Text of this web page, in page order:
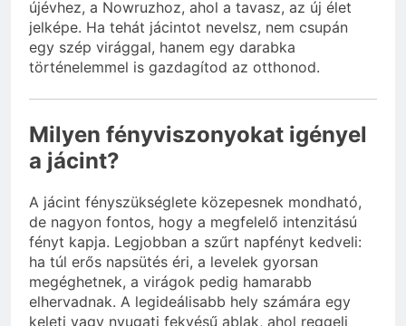
újévhez, a Nowruzhoz, ahol a tavasz, az új élet
jelképe. Ha tehát jácintot nevelsz, nem csupán
egy szép virággal, hanem egy darabka
történelemmel is gazdagítod az otthonod.
Milyen fényviszonyokat igényel
a jácint?
A jácint fényszükséglete közepesnek mondható,
de nagyon fontos, hogy a megfelelő intenzitású
fényt kapja. Legjobban a szűrt napfényt kedveli:
ha túl erős napsütés éri, a levelek gyorsan
megéghetnek, a virágok pedig hamarabb
elhervadnak. A legideálisabb hely számára egy
keleti vagy nyugati fekvésű ablak, ahol reggeli